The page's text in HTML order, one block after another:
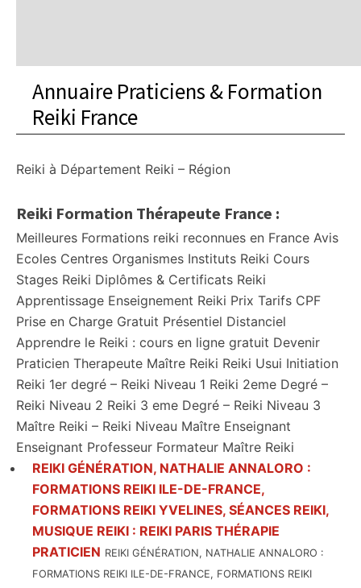
Annuaire Praticiens & Formation
Reiki France
Reiki à Département Reiki – Région
Reiki Formation Thérapeute France :
Meilleures Formations reiki reconnues en France Avis
Ecoles Centres Organismes Instituts Reiki Cours
Stages Reiki Diplômes & Certificats Reiki
Apprentissage Enseignement Reiki Prix Tarifs CPF
Prise en Charge Gratuit Présentiel Distanciel
Apprendre le Reiki : cours en ligne gratuit Devenir
Praticien Therapeute Maître Reiki Reiki Usui Initiation
Reiki 1er degré – Reiki Niveau 1 Reiki 2eme Degré –
Reiki Niveau 2 Reiki 3 eme Degré – Reiki Niveau 3
Maître Reiki – Reiki Niveau Maître Enseignant
Enseignant Professeur Formateur Maître Reiki
REIKI GÉNÉRATION, NATHALIE ANNALORO :
FORMATIONS REIKI ILE-DE-FRANCE,
FORMATIONS REIKI YVELINES, SÉANCES REIKI,
MUSIQUE REIKI : REIKI PARIS THÉRAPIE
PRATICIEN REIKI GÉNÉRATION, NATHALIE ANNALORO :
FORMATIONS REIKI ILE-DE-FRANCE, FORMATIONS REIKI